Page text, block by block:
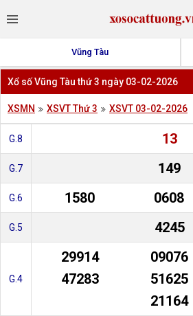
Vũng Tàu
Xổ số Vũng Tàu thứ 3 ngày 03-02-2026
XSMN XSVT Thứ 3 XSVT 03-02-2026
G.8 13
G.7 149
G.6 1580 0608
G.5 4245
G.4
29914 09076
47283
51625
21164